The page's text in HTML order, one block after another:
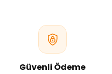
Güvenli Ödeme